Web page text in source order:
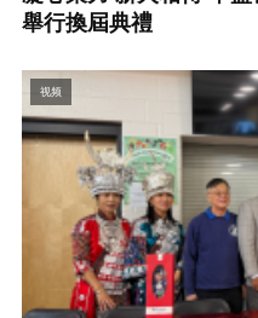
舉行換屆典禮
视频